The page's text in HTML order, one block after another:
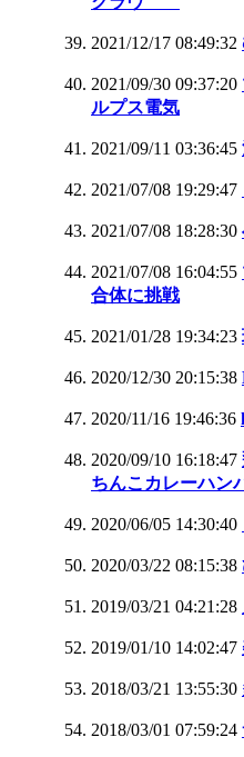
2021/12/17 08:49:32
2021/09/30 09:37:20
ルプス電気
2021/09/11 03:36:45
2021/07/08 19:29:47
2021/07/08 18:28:30
2021/07/08 16:04:55
合体に挑戦
2021/01/28 19:34:23
2020/12/30 20:15:38
2020/11/16 19:46:36
2020/09/10 16:18:47
ちんこカレーハン
2020/06/05 14:30:40
2020/03/22 08:15:38
2019/03/21 04:21:28
2019/01/10 14:02:47
2018/03/21 13:55:30
2018/03/01 07:59:24